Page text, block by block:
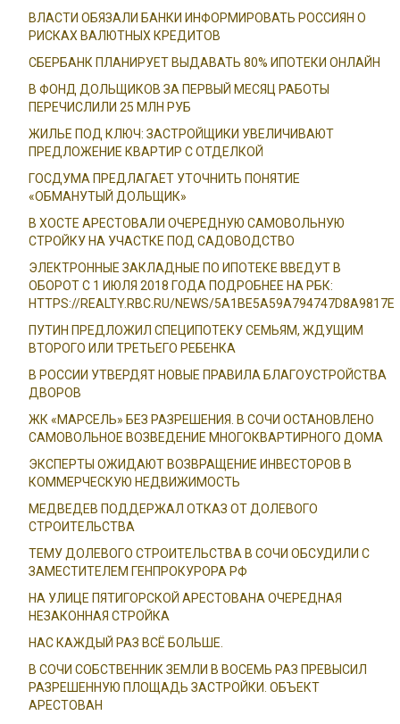
ВЛАСТИ ОБЯЗАЛИ БАНКИ ИНФОРМИРОВАТЬ РОССИЯН О
РИСКАХ ВАЛЮТНЫХ КРЕДИТОВ
СБЕРБАНК ПЛАНИРУЕТ ВЫДАВАТЬ 80% ИПОТЕКИ ОНЛАЙН
В ФОНД ДОЛЬЩИКОВ ЗА ПЕРВЫЙ МЕСЯЦ РАБОТЫ
ПЕРЕЧИСЛИЛИ 25 МЛН РУБ
ЖИЛЬЕ ПОД КЛЮЧ: ЗАСТРОЙЩИКИ УВЕЛИЧИВАЮТ
ПРЕДЛОЖЕНИЕ КВАРТИР С ОТДЕЛКОЙ
ГОСДУМА ПРЕДЛАГАЕТ УТОЧНИТЬ ПОНЯТИЕ
«ОБМАНУТЫЙ ДОЛЬЩИК»
В ХОСТЕ АРЕСТОВАЛИ ОЧЕРЕДНУЮ САМОВОЛЬНУЮ
СТРОЙКУ НА УЧАСТКЕ ПОД САДОВОДСТВО
ЭЛЕКТРОННЫЕ ЗАКЛАДНЫЕ ПО ИПОТЕКЕ ВВЕДУТ В
ОБОРОТ С 1 ИЮЛЯ 2018 ГОДА ПОДРОБНЕЕ НА РБК:
HTTPS://REALTY.RBC.RU/NEWS/5A1BE5A59A794747D8A9817E
ПУТИН ПРЕДЛОЖИЛ СПЕЦИПОТЕКУ СЕМЬЯМ, ЖДУЩИМ
ВТОРОГО ИЛИ ТРЕТЬЕГО РЕБЕНКА
В РОССИИ УТВЕРДЯТ НОВЫЕ ПРАВИЛА БЛАГОУСТРОЙСТВА
ДВОРОВ
ЖК «МАРСЕЛЬ» БЕЗ РАЗРЕШЕНИЯ. В СОЧИ ОСТАНОВЛЕНО
САМОВОЛЬНОЕ ВОЗВЕДЕНИЕ МНОГОКВАРТИРНОГО ДОМА
ЭКСПЕРТЫ ОЖИДАЮТ ВОЗВРАЩЕНИЕ ИНВЕСТОРОВ В
КОММЕРЧЕСКУЮ НЕДВИЖИМОСТЬ
МЕДВЕДЕВ ПОДДЕРЖАЛ ОТКАЗ ОТ ДОЛЕВОГО
СТРОИТЕЛЬСТВА
ТЕМУ ДОЛЕВОГО СТРОИТЕЛЬСТВА В СОЧИ ОБСУДИЛИ С
ЗАМЕСТИТЕЛЕМ ГЕНПРОКУРОРА РФ
НА УЛИЦЕ ПЯТИГОРСКОЙ АРЕСТОВАНА ОЧЕРЕДНАЯ
НЕЗАКОННАЯ СТРОЙКА
НАС КАЖДЫЙ РАЗ ВСЁ БОЛЬШЕ.
В СОЧИ СОБСТВЕННИК ЗЕМЛИ В ВОСЕМЬ РАЗ ПРЕВЫСИЛ
РАЗРЕШЕННУЮ ПЛОЩАДЬ ЗАСТРОЙКИ. ОБЪЕКТ
АРЕСТОВАН